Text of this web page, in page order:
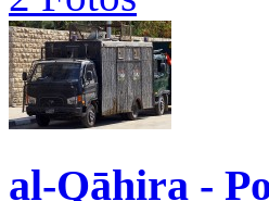
al-Qāhira -